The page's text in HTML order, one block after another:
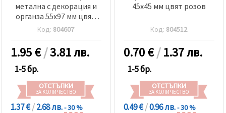
метална с декорация и
органза 55x97 мм цвят
злато
Код: 804607
1.95€/3.81 лв.
1-5 бр.
ОТСТЪПКИ
ЗА КОЛИЧЕСТВО
1.37 €/2.68 лв.- 30 %
45x45 мм цвят розов
Код: 804512
0.70€/1.37 лв.
1-5 бр.
ОТСТЪПКИ
ЗА КОЛИЧЕСТВО
0.49 €/0.96 лв.- 30 %